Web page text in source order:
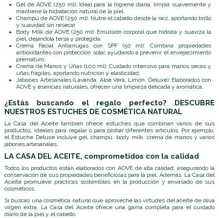
Gel de AOVE (250 ml): Ideal para la higiene diaria, limpia suavemente y
mantiene la hidratación natural de la piel.
Champú de AOVE (250 ml): Nutre el cabello desde la raíz, aportando brillo
y suavidad sin resecar.
Body Milk de AOVE (250 ml): Emulsión corporal que hidrata y suaviza la
piel, dejándola tersa y protegida.
Crema Facial Antiarrugas con SPF (50 ml): Combina propiedades
antioxidantes con protección solar, ayudando a prevenir el envejecimiento
prematuro.
Crema de Manos y Uñas (100 ml): Cuidado intensivo para manos secas y
uñas frágiles, aportando nutrición y elasticidad.
Jabones Artesanales (Lavanda, Aloe Vera, Limón, Deluxe): Elaborados con
AOVE y esencias naturales, ofrecen una limpieza delicada y aromática.
¿Estás buscando el regalo perfecto? DESCUBRE
NUESTROS ESTUCHES DE COSMÉTICA NATURAL
La Casa del Aceite también ofrece estuches que combinan varios de sus
productos, ideales para regalar o para probar diferentes artículos. Por ejemplo,
el Estuche Deluxe incluye gel, champú, body milk, crema de manos y varios
jabones artesanales.
LA CASA DEL ACEITE, comprometidos con la calidad
Todos los productos están elaborados con AOVE de alta calidad, asegurando la
conservación de sus propiedades beneficiosas para la piel. Además, La Casa del
Aceite promueve prácticas sostenibles en la producción y envasado de sus
cosméticos.
Si buscas una cosmética natural que aproveche las virtudes del aceite de oliva
virgen extra, La Casa del Aceite ofrece una gama completa para el cuidado
diario de la piel y el cabello.